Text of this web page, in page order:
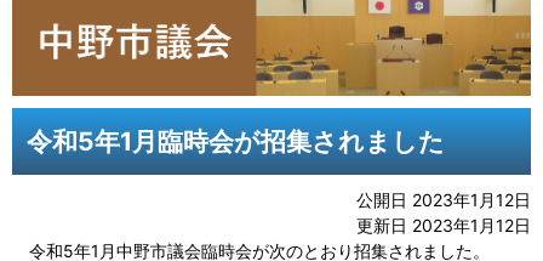
令和5年1月臨時会が招集されました
公開日 2023年1月12日
更新日 2023年1月12日
令和5年1月中野市議会臨時会が次のとおり招集されました。